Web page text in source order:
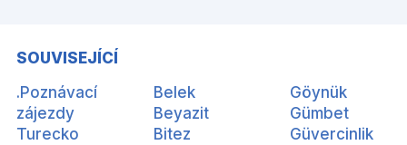
SOUVISEJÍCÍ
.Poznávací
zájezdy
Turecko
Belek
Beyazit
Bitez
Göynük
Gümbet
Güvercinlik